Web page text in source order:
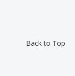
Back to Top